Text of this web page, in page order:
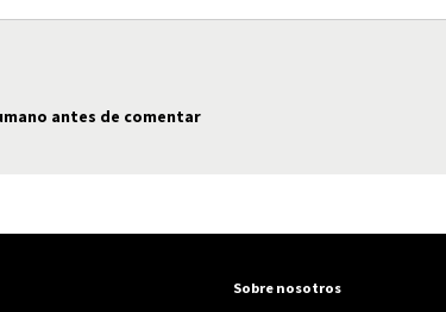
antes de comentar
Sobre nosotros